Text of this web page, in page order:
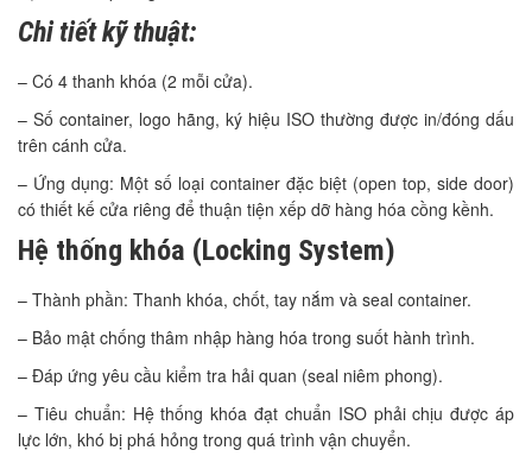
Chi tiết kỹ thuật:
– Có 4 thanh khóa (2 mỗi cửa).
– Số container, logo hãng, ký hiệu ISO thường được in/đóng dấu
trên cánh cửa.
– Ứng dụng: Một số loại container đặc biệt (open top, side door)
có thiết kế cửa riêng để thuận tiện xếp dỡ hàng hóa cồng kềnh.
Hệ thống khóa (Locking System)
– Thành phần: Thanh khóa, chốt, tay nắm và seal container.
– Bảo mật chống thâm nhập hàng hóa trong suốt hành trình.
– Đáp ứng yêu cầu kiểm tra hải quan (seal niêm phong).
– Tiêu chuẩn: Hệ thống khóa đạt chuẩn ISO phải chịu được áp
lực lớn, khó bị phá hỏng trong quá trình vận chuyển.